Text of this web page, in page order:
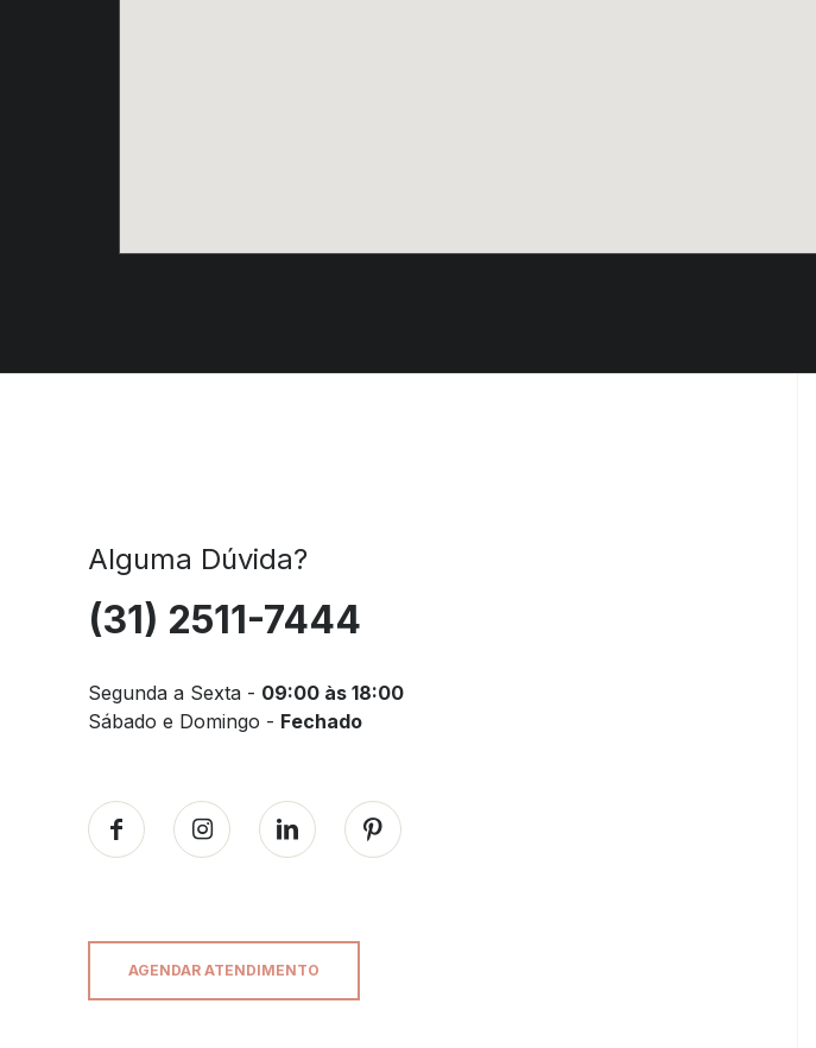
Alguma Dúvida?
(31) 2511-7444
Segunda a Sexta - 09:00 às 18:00
Sábado e Domingo - Fechado
AGENDAR ATENDIMENTO